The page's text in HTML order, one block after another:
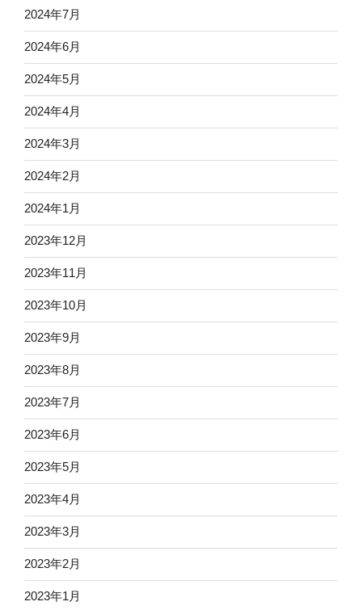
2024年7月
2024年6月
2024年5月
2024年4月
2024年3月
2024年2月
2024年1月
2023年12月
2023年11月
2023年10月
2023年9月
2023年8月
2023年7月
2023年6月
2023年5月
2023年4月
2023年3月
2023年2月
2023年1月